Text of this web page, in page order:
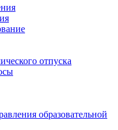
отпуска
образовательной